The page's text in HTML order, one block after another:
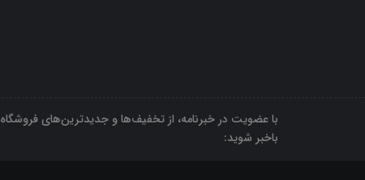
با عضویت در خبرنامه، از تخفیف‌ها و جدیدترین‌های فروشگاه
باخبر شوید: